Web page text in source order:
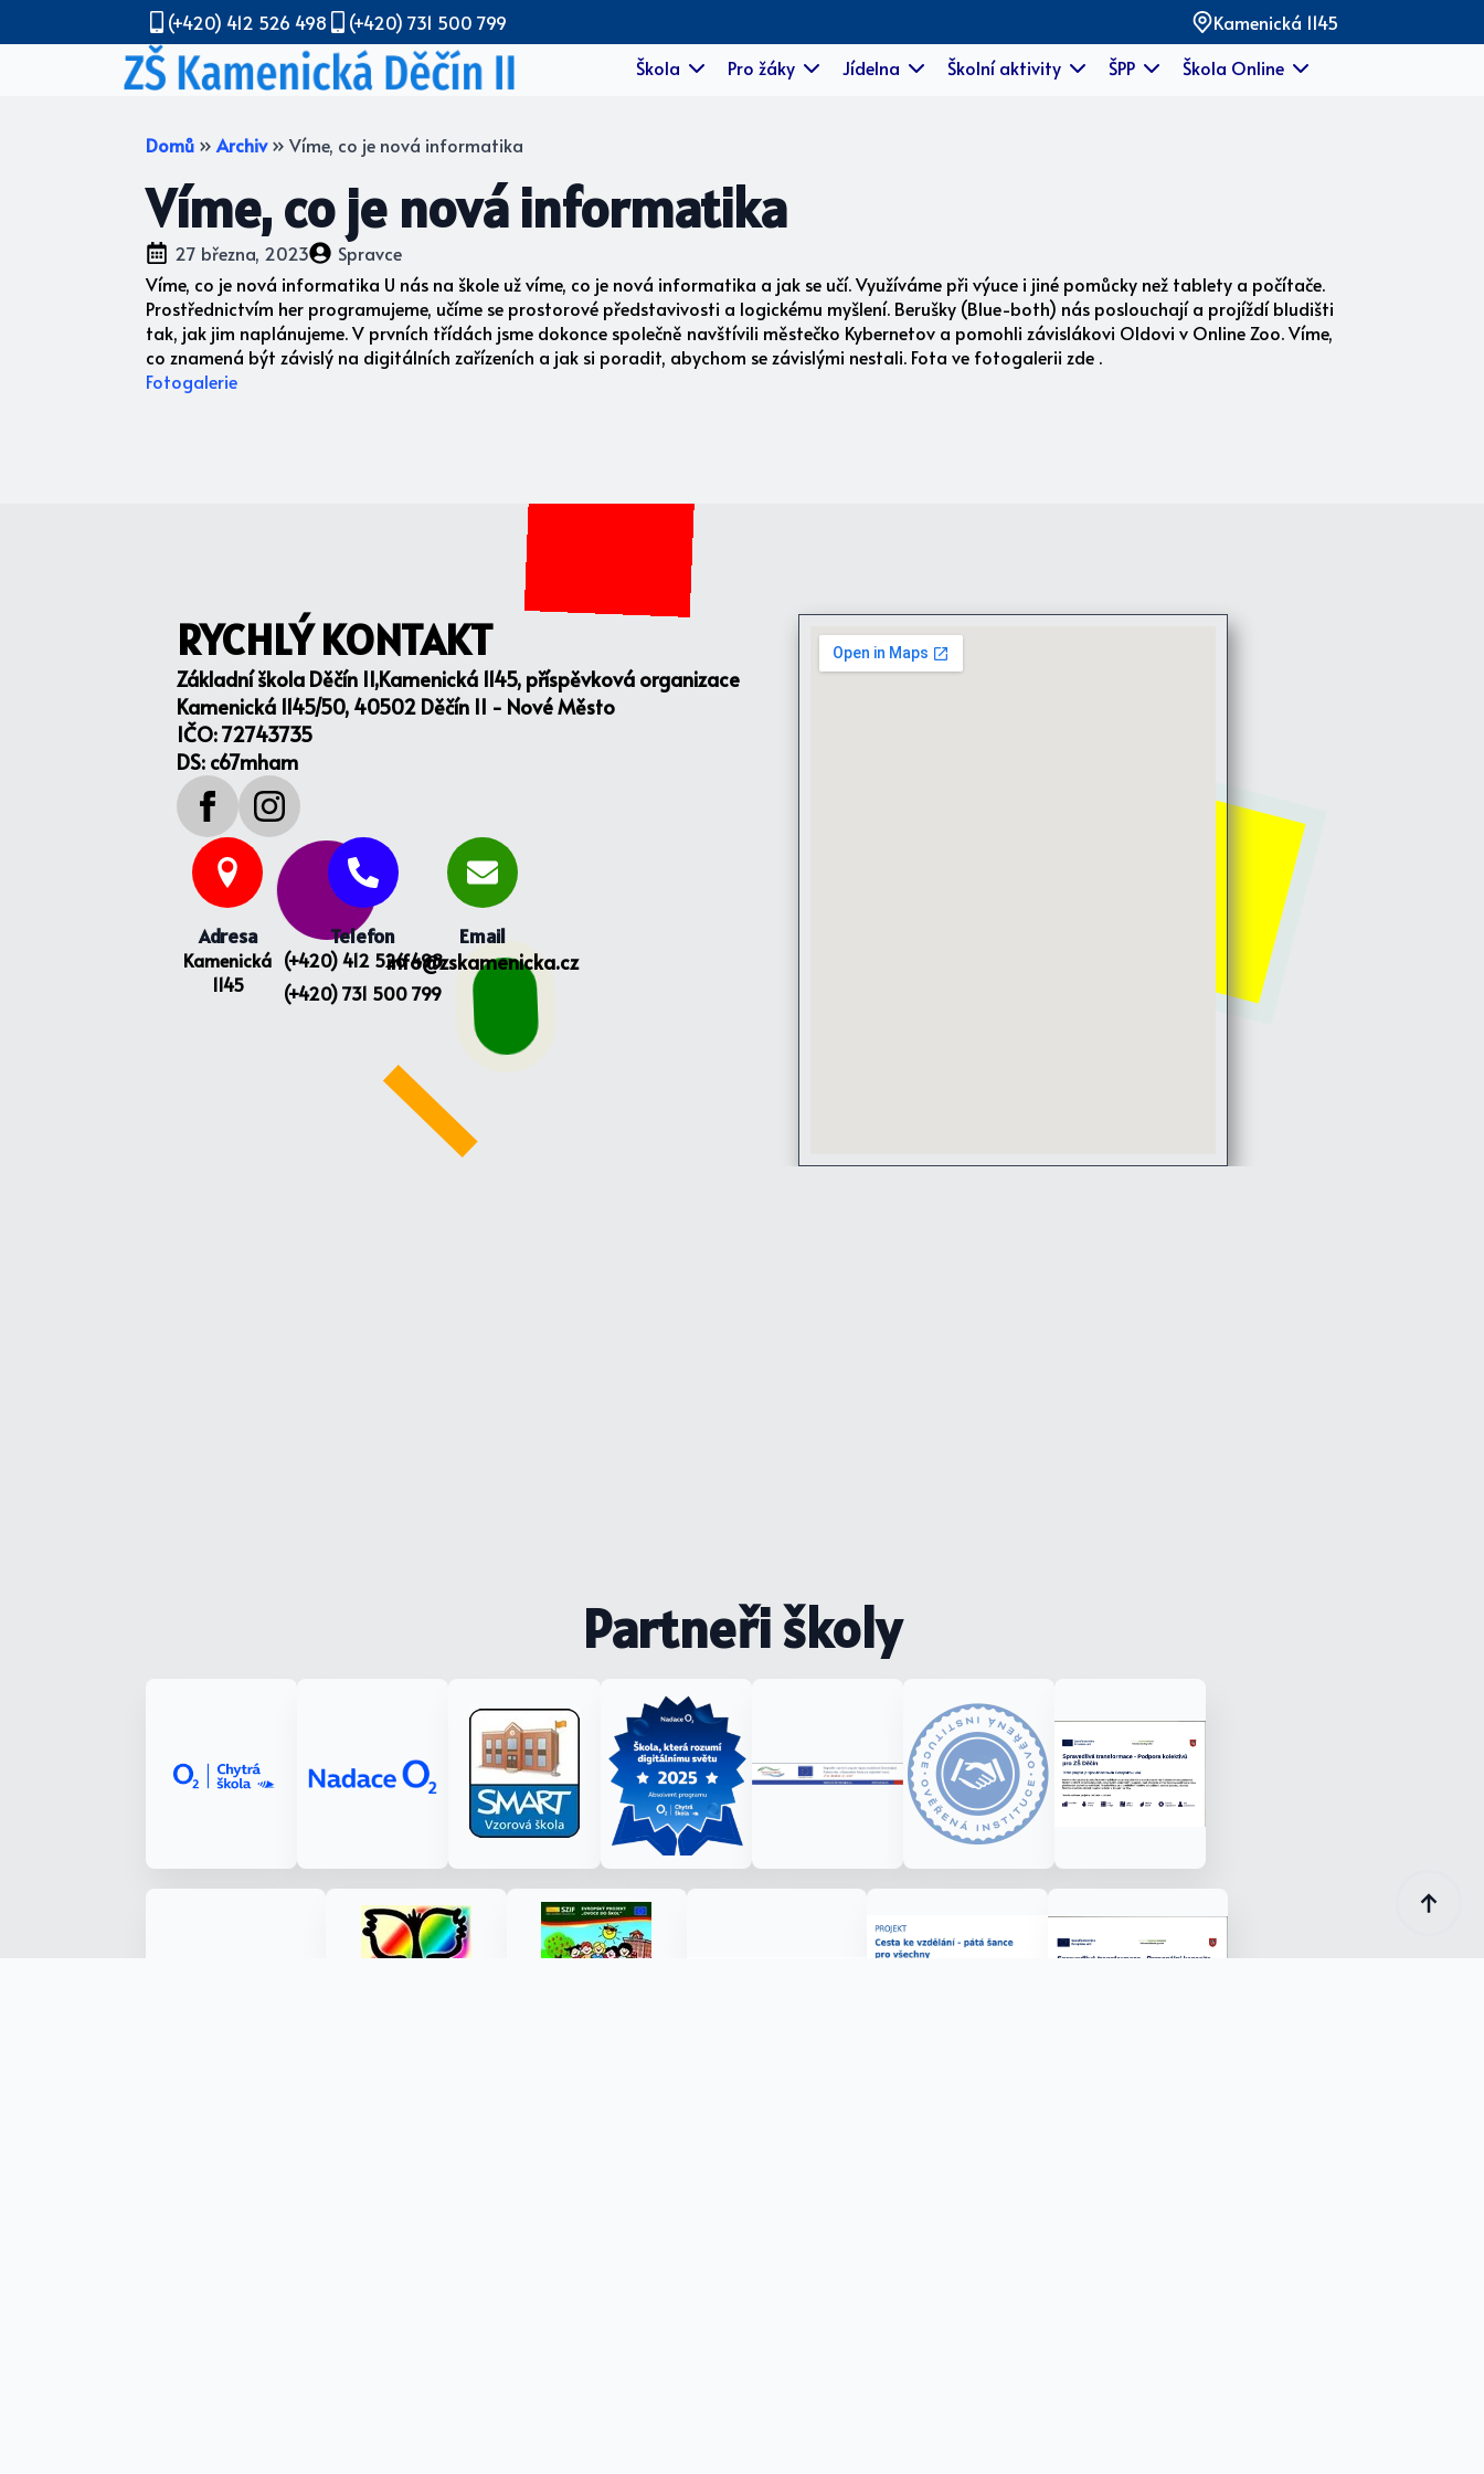
(+420) 412 526 498 (+420) 731 500 799
Kamenická 1145
Škola
Pro žáky Jídelna Školní aktivity ŠPP Škola Online
Domů » Archiv » Víme, co je nová informatika
Víme, co je nová informatika
27 března, 2023
Spravce
Víme, co je nová informatika U nás na škole už víme, co je nová informatika a jak se učí. Využíváme při výuce i jiné pomůcky než tablety a počítače.
Prostřednictvím her programujeme, učíme se prostorové představivosti a logickému myšlení. Berušky (Blue-both) nás poslouchají a projíždí bludišti
tak, jak jim naplánujeme. V prvních třídách jsme dokonce společně navštívili městečko Kybernetov a pomohli závislákovi Oldovi v Online Zoo. Víme,
co znamená být závislý na digitálních zařízeních a jak si poradit, abychom se závislými nestali. Fota ve fotogalerii zde .
Fotogalerie
RYCHLÝ KONTAKT
Základní škola Děčín II,Kamenická 1145, příspěvková organizace
Kamenická 1145/50, 40502 Děčín II - Nové Město
IČO: 72743735
DS: c67mham
Adresa
Kamenická
1145
Telefon
(+420) 412 526 498
(+420) 731 500 799
Email
info@zskamenicka.cz
Partneři školy